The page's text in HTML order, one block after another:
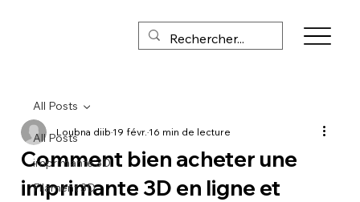
All Posts
imprimante 3D
Filament 3D
All Posts
Comment bien acheter une
imprimante 3D en ligne et
Loubna diib19 févr. 16 min de lecture